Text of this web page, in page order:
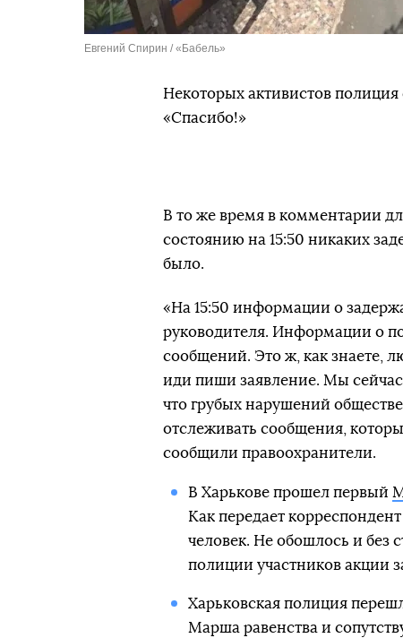
Евгений Спирин / «Бабель»
Некоторых активистов
«Спасибо!»
В то же время в комментарии
состоянию на 15:50 никаких
было.
«На 15:50 информации о
руководителя. Информации о
сообщений. Это ж, как знаете,
иди пиши заявление. Мы
что грубых нарушений
отслеживать сообщения,
сообщили правоохранители.
В Харькове прошел первый
Как передает
человек. Не обошлось и без
полиции участников акции
Харьковская полиция
Марша равенства и